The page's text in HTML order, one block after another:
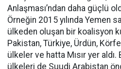
Anlaşması’ndan daha güçlü
Örneğin 2015 yılında Yemen
ülkeden oluşan bir koalisyon
Pakistan, Türkiye, Ürdün,
ülkeler ve hatta Mısır yer aldı.
ülkeleri de Suudi Arabistan